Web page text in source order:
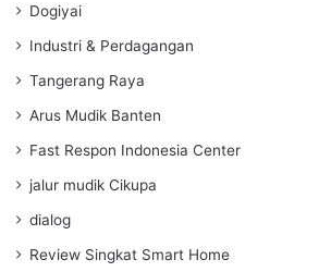
Dogiyai
Industri & Perdagangan
Tangerang Raya
Arus Mudik Banten
Fast Respon Indonesia Center
jalur mudik Cikupa
dialog
Review Singkat Smart Home